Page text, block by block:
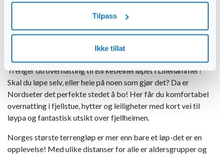
Tilpass
Ikke tillat
Overnatting Birkebeinerløpet
Hjem
Overnatting arrangementer i Lillehammer
Overnatting Birkebeinerløpet
Trenger du overnatting til Birkebeinerløpet i Lillehammer?
Skal du løpe selv, eller heie på noen som gjør det? Da er
Nordseter det perfekte stedet å bo! Her får du komfortabel
overnatting i fjellstue, hytter og leiligheter med kort vei til
løypa og fantastisk utsikt over fjellheimen.
Norges største terrengløp er mer enn bare et løp-det er en
opplevelse! Med ulike distanser for alle er aldersgrupper og